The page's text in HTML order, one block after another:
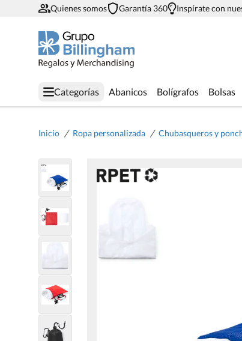
Quienes somos Garantía 360 Inspírate con
Categorías Abanicos Bolígrafos Bolsas
Inicio / Ropa personalizada / Chubasqueros y